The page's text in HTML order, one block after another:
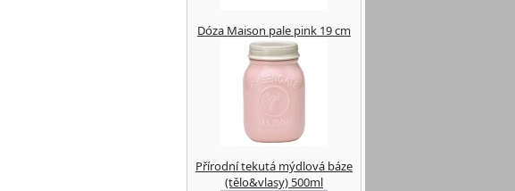
Dóza Maison pale pink 19 cm
Přírodní tekutá mýdlová báze
(tělo&vlasy) 500ml